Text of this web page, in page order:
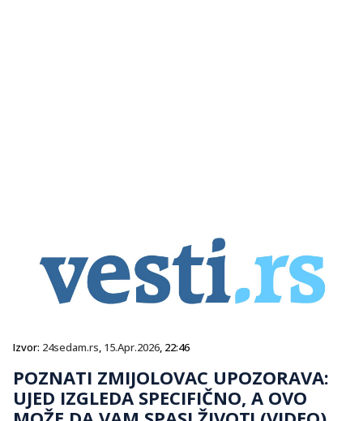
Izvor: 24sedam.rs, 15.Apr.2026, 22:46
POZNATI ZMIJOLOVAC UPOZORAVA:
UJED IZGLEDA SPECIFIČNO, A OVO